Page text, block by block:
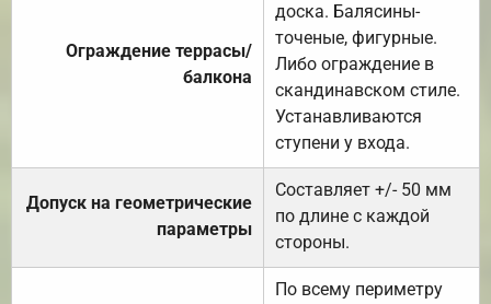
Ограждение террасы/
балкона
доска. Балясины-
точеные, фигурные.
Либо ограждение в
скандинавском стиле.
Устанавливаются
ступени у входа.
Допуск на геометрические
параметры
Составляет +/- 50 мм
по длине с каждой
стороны.
По всему периметру